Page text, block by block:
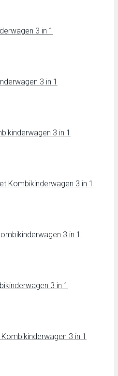
3 in 1
3 in 1
3 in 1
Kombikinderwagen 3 in 1
3 in 1
3 in 1
3 in 1